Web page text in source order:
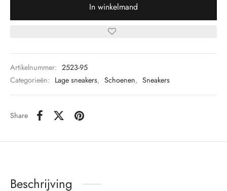
In winkelmand
Artikelnummer: 2523-95
Categorieën: Lage sneakers, Schoenen, Sneakers
Share
Beschrijving